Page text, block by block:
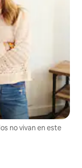
no vivan en este